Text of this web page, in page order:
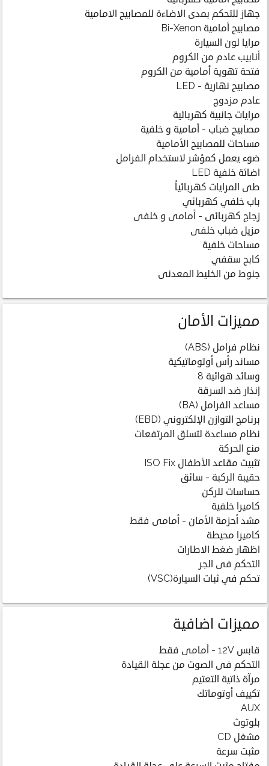
جهاز للتحكم بمدى الاضاءة للمصابيح الامامية
مصابيح أمامية Bi-Xenon
مرايا لون السيارة
أنابيب عادم من الكروم
فتحة تهوية أمامية من الكروم
مصابيح نهارية - LED
عادم مزدوج
مرايات جانبية كهربائية
مصابيح ضباب - أمامية و خلفية
مساحات للمصابيح الأمامية
ضوء يعمل كمؤشر لاستخدام الفرامل
اضائة خلفية LED
طى المرايات كهربائياً
باب خلفي كهربائي
زجاج كهربائى - أمامى و خلفى
مزيل ضباب خلفى
مساحات خلفية
كابح سقفي
جنوط من الخليط المعدنى
مميزات الأمان
نظام فرامل (ABS)
مساند رأس أوتوماتيكية
وسائد هوائية 8
إنذار ضد السرقة
مساعد الفرامل (BA)
برنامج التوازن الإلكتروني (EBD)
نظام مساعدة لتسلق المرتفعات
منع الحركة
تثبيت مقاعد الأطفال ISO Fix
حقيبة الركبة - سائق
حساسات للركن
كاميرا خلفية
مشد أحزمة الأمان - أمامى فقط
كاميرا محيطة
اظهار ضغط الاطارات
التحكم فى الجر
تحكم في ثبات السيارة(VSC)
مميزات اضافية
قابس 12V - أمامى فقط
التحكم فى الصوت من عجلة القيادة
مرآة ذاتية التعتيم
تكييف أوتوماتك
AUX
بلوتوث
مشغل CD
مثبت سرعة